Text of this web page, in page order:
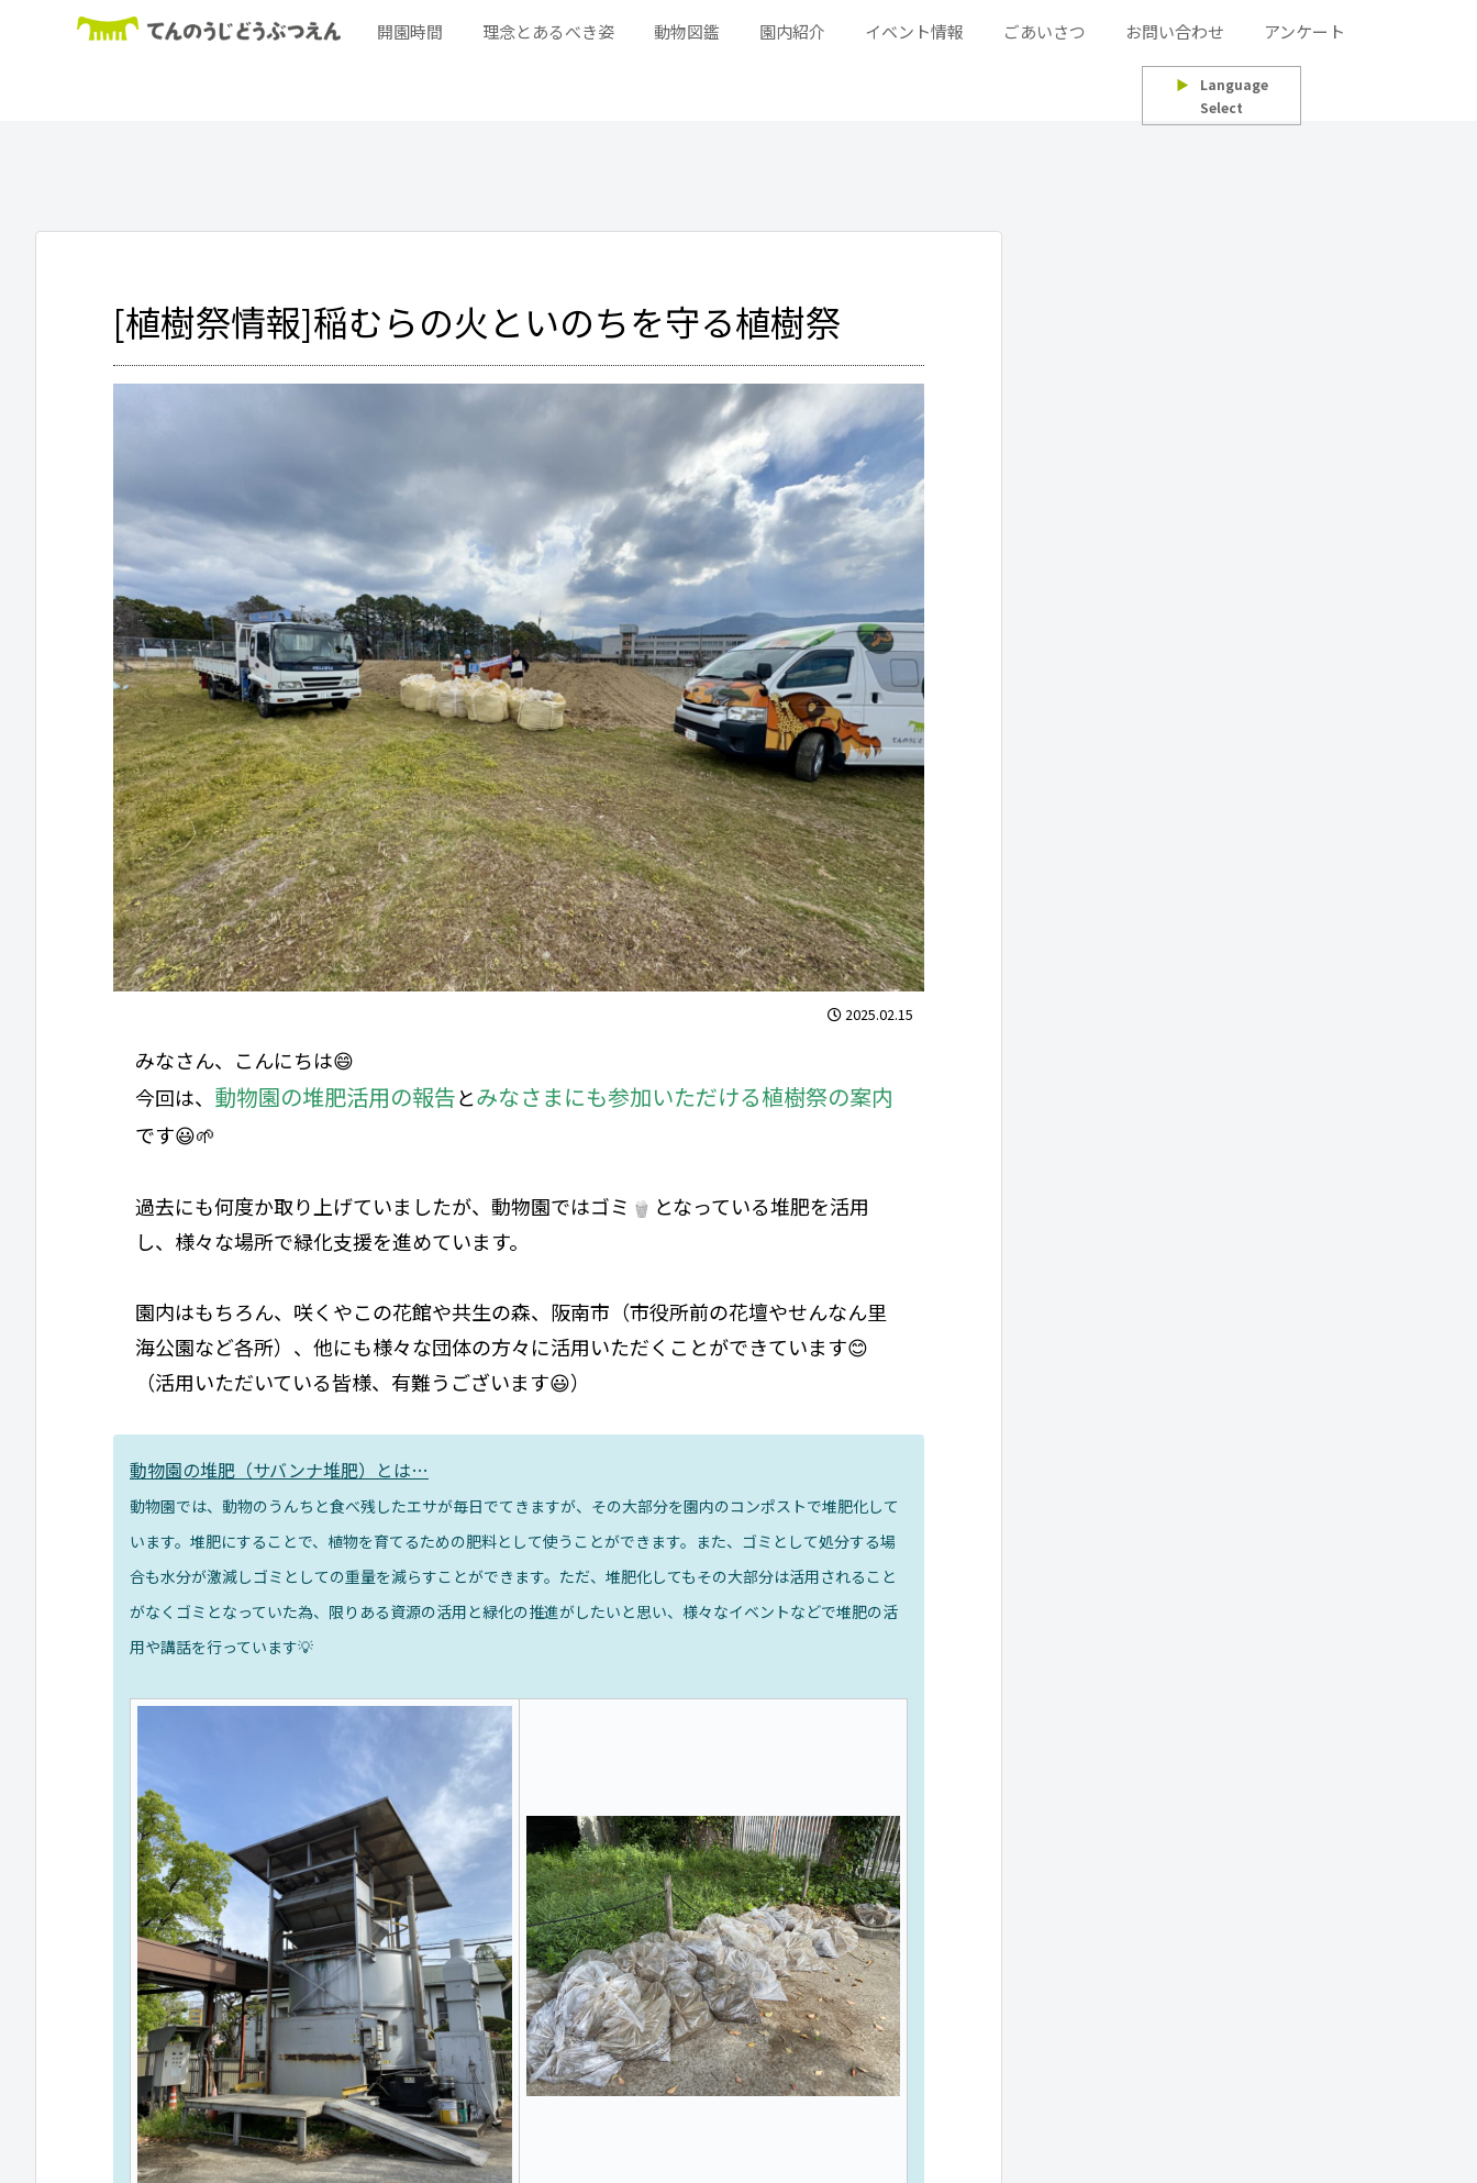
開園時間 理念とあるべき姿 動物図鑑 園内紹介 イベント情報 ごあいさつ お問い合わせ アンケート
▶
Language
Select
[植樹祭情報]稲むらの火といのちを守る植樹祭
2025.02.15
みなさん、こんにちは😄
今回は、 動物園の堆肥活用の報告とみなさまにも参加いただける植樹祭の案内
です😃🌱
過去にも何度か取り上げていましたが、動物園ではゴミ
となっている堆肥を活用
し、様々な場所で緑化支援を進めています。
園内はもちろん、咲くやこの花館や共生の森、阪南市（市役所前の花壇やせんなん里
海公園など各所）、他にも様々な団体の方々に活用いただくことができています😊
（活用いただいている皆様、有難うございます😃）
動物園の堆肥（サバンナ堆肥）とは…
動物園では、動物のうんちと食べ残したエサが毎日でてきますが、その大部分を園内のコンポストで堆肥化して
います。堆肥にすることで、植物を育てるための肥料として使うことができます。また、ゴミとして処分する場
合も水分が激減しゴミとしての重量を減らすことができます。ただ、堆肥化してもその大部分は活用されること
がなくゴミとなっていた為、限りある資源の活用と緑化の推進がしたいと思い、様々なイベントなどで堆肥の活
用や講話を行っています💡